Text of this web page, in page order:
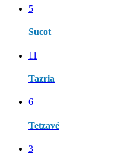
5
Sucot
11
Tazria
6
Tetzavé
3